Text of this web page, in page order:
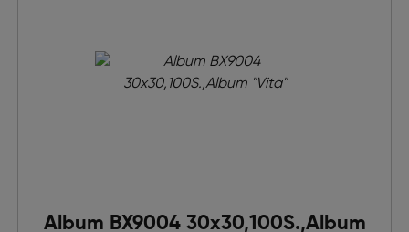
Album BX9004 30x30,100S.,Album